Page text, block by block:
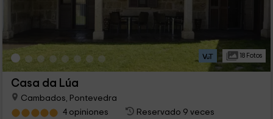
18 Fotos
Casa da Lúa
Cambados, Pontevedra
4 opiniones
Reservado 9 veces